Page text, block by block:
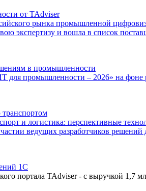
от TAdviser
рынка промышленной
экспертизу и вошла в список
в промышленности
промышленности – 2026» на
и логистика: перспективные
ведущих разработчиков решений
1С
портала TAdviser - с выручкой 1,7